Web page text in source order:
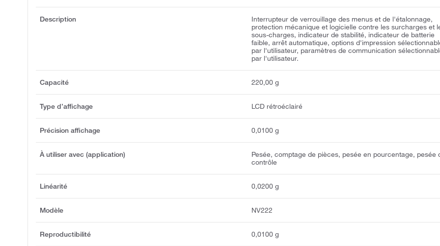
Description
Interrupteur de verrouillage des menus et de l'étalonnage,
protection mécanique et logicielle contre les surcharges et
sous-charges, indicateur de stabilité, indicateur de batterie
faible, arrêt automatique, options d'impression
par l'utilisateur, paramètres de communication
par l'utilisateur.
Capacité 220,00 g
Type d’affichage LCD rétroéclairé
Précision affichage 0,0100 g
À utiliser avec (application)
Pesée, comptage de pièces, pesée en pourcentage, pesée
contrôle
Linéarité 0,0200 g
Modèle NV222
Reproductibilité 0,0100 g